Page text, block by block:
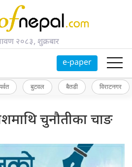
२०८३, शुक्रबार
e-paper
पर्वत बुटवल बैतडी विराटनगर
चुनौतीका चाङ